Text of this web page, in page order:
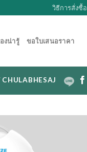
วิธีการสั่งซื้อ
องน่ารู้ ขอใบเสนอราคา
CHULABHESAJ